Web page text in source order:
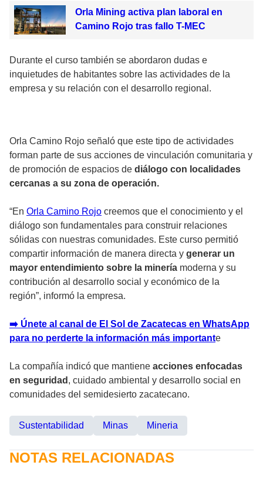
Orla Mining activa plan laboral en
Camino Rojo tras fallo T-MEC
Durante el curso también se abordaron dudas e
inquietudes de habitantes sobre las actividades de la
empresa y su relación con el desarrollo regional.
Orla Camino Rojo señaló que este tipo de actividades
forman parte de sus acciones de vinculación comunitaria y
de promoción de espacios de diálogo con localidades
cercanas a su zona de operación.
“En Orla Camino Rojo creemos que el conocimiento y el
diálogo son fundamentales para construir relaciones
sólidas con nuestras comunidades. Este curso permitió
compartir información de manera directa y generar un
mayor entendimiento sobre la minería moderna y su
contribución al desarrollo social y económico de la
región”, informó la empresa.
➡️ Únete al canal de El Sol de Zacatecas en WhatsApp
para no perderte la información más importante
La compañía indicó que mantiene acciones enfocadas
en seguridad , cuidado ambiental y desarrollo social en
comunidades del semidesierto zacatecano.
Sustentabilidad Minas Mineria
NOTAS RELACIONADAS